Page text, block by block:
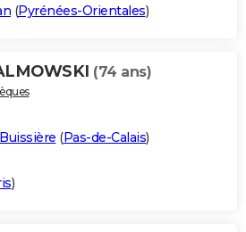
(Pyrénées-Orientales)
(74 ans)
(Pas-de-Calais)
)